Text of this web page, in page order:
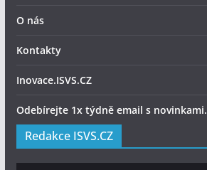
O nás
Kontakty
Inovace.ISVS.CZ
Odebírejte 1x týdně email s novinkami.
Redakce ISVS.CZ